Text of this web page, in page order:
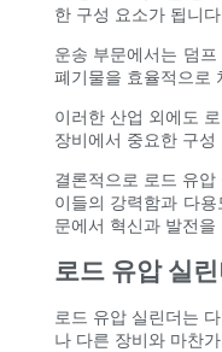
한 구성 요소가 됩니
운송 부문에서는 덤
폐기물을 효율적으로
이러한 산업 외에도
장비에서 중요한 구
결론적으로 로드 유
이들의 강력함과 다
문에서 혁신과 발전
로드 유압 실
로드 유압 실린더는
나 다른 장비와 마찬